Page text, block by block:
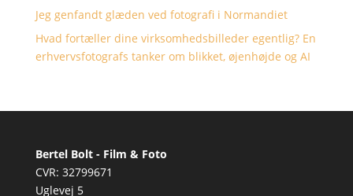
Jeg genfandt glæden ved fotografi i Normandiet
Hvad fortæller dine virksomhedsbilleder egentlig? En
erhvervsfotografs tanker om blikket, øjenhøjde og AI
Bertel Bolt - Film & Foto
CVR: 32799671
Uglevej 5